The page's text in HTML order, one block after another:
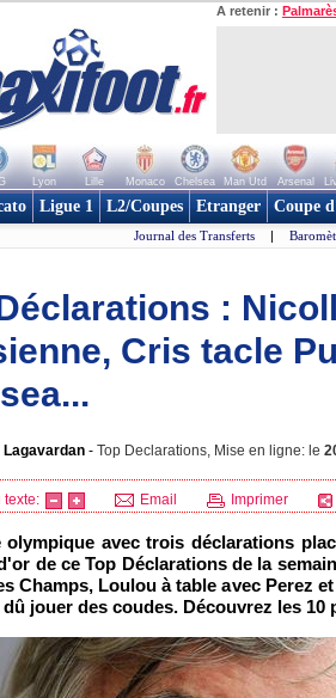
A retenir :
Lyon Lille Monaco Chelsea Man Utd Arsenal
Ligue 1 L2/Coupes Etranger Coupe
Journal des Transferts |
:
Cris tacle
Lagavardan - Top Declarations, Mise en ligne: le
texte: Email Imprimer
olympique avec trois déclarations
de ce Top Déclarations de la
Champs, Loulou à table avec Perez
jouer des coudes. Découvrez les 10